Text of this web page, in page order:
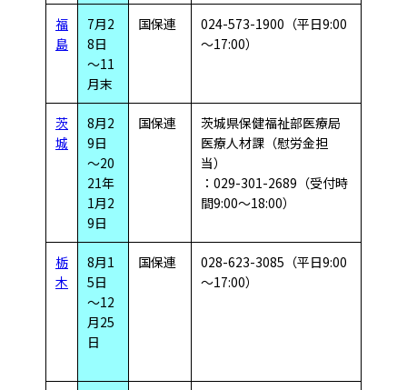
福
島
7月2
8日
～11
月末
国保連
024-573-1900（平日9:00
～17:00）
茨
城
8月2
9日
～20
21年
1月2
9日
国保連
茨城県保健福祉部医療局
医療人材課（慰労金担
当）
：029-301-2689（受付時
間9:00～18:00）
栃
木
8月1
5日
～12
月25
日
国保連
028-623-3085（平日9:00
～17:00）